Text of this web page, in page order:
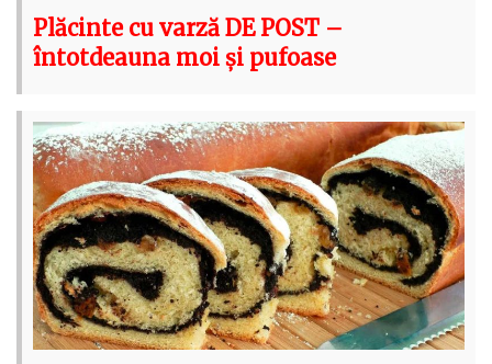
Plăcinte cu varză DE POST –
întotdeauna moi și pufoase